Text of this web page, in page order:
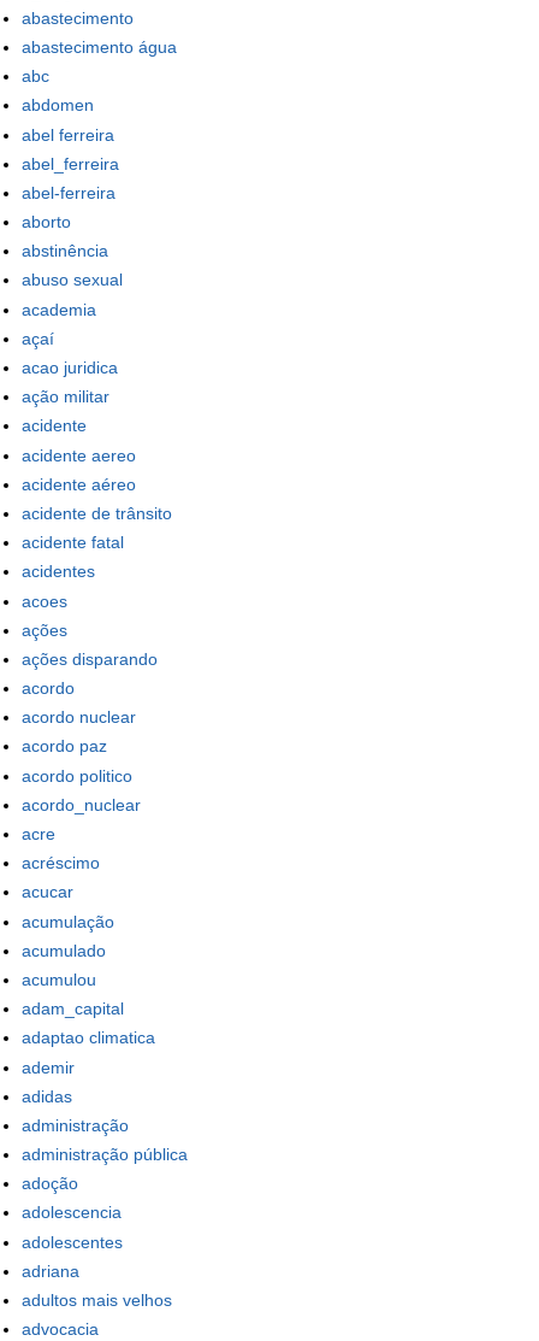
abastecimento
abastecimento água
abc
abdomen
abel ferreira
abel_ferreira
abel-ferreira
aborto
abstinência
abuso sexual
academia
açaí
acao juridica
ação militar
acidente
acidente aereo
acidente aéreo
acidente de trânsito
acidente fatal
acidentes
acoes
ações
ações disparando
acordo
acordo nuclear
acordo paz
acordo politico
acordo_nuclear
acre
acréscimo
acucar
acumulação
acumulado
acumulou
adam_capital
adaptao climatica
ademir
adidas
administração
administração pública
adoção
adolescencia
adolescentes
adriana
adultos mais velhos
advocacia